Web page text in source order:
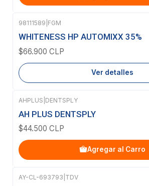
Agotado
98111589 FGM
WHITENESS HP AUTOMIXX 35%
$66.900 CLP
Ver detalles
AHPLUS DENTSPLY
AH PLUS DENTSPLY
$44.500 CLP
Agregar al Carro
AY-CL-693793 TDV